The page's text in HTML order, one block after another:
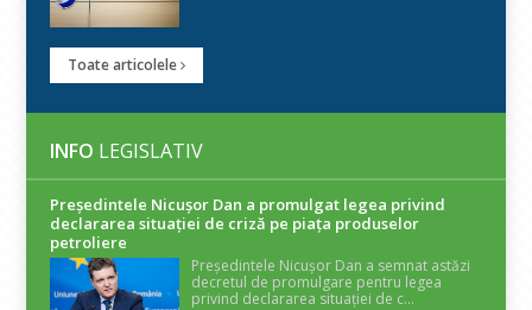
Toate articolele
INFO LEGISLATIV
Președintele Nicuşor Dan a promulgat legea privind
declararea situaţiei de criză pe piaţa produselor
petroliere
Președintele Nicușor Dan a semnat astăzi
decretul de promulgare pentru legea
privind declararea situației de c...